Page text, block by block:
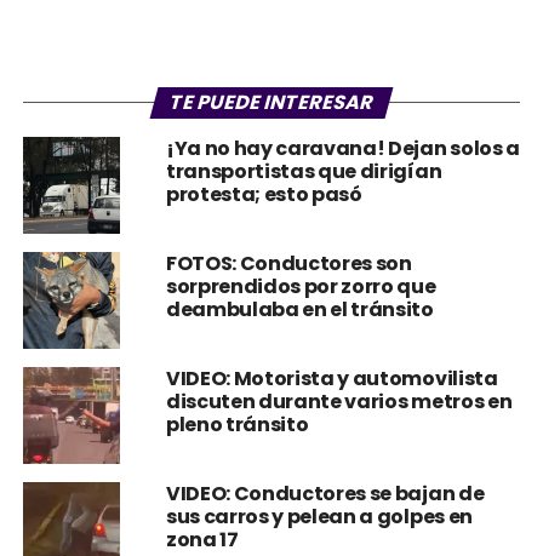
TE PUEDE INTERESAR
¡Ya no hay caravana! Dejan solos a
transportistas que dirigían
protesta; esto pasó
FOTOS: Conductores son
sorprendidos por zorro que
deambulaba en el tránsito
VIDEO: Motorista y automovilista
discuten durante varios metros en
pleno tránsito
VIDEO: Conductores se bajan de
sus carros y pelean a golpes en
zona 17